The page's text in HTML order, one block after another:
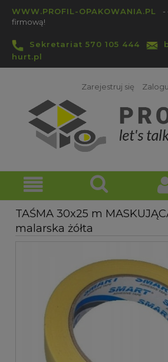
WWW.PROFIL-OPAKOWANIA.PL
-
firmową!
Sekretariat 570 105 444
hurt.pl
Zarejestruj się
TAŚMA 30x25 m
malarska żółta